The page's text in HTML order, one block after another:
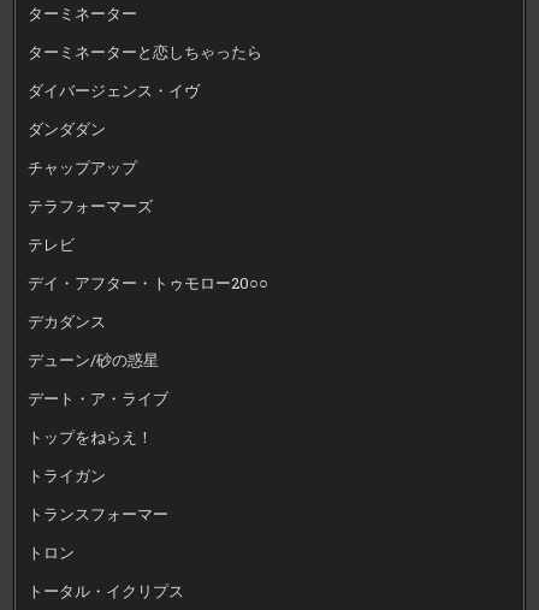
ターミネーター
ターミネーターと恋しちゃったら
ダイバージェンス・イヴ
ダンダダン
チャップアップ
テラフォーマーズ
テレビ
デイ・アフター・トゥモロー20○○
デカダンス
デューン/砂の惑星
デート・ア・ライブ
トップをねらえ！
トライガン
トランスフォーマー
トロン
トータル・イクリプス